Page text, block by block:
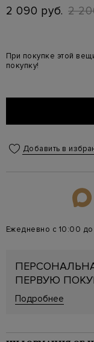
2 090 руб. 2
При покупке этой
покупку!
Добавить в
Ежедневно с 10:00 до
ПЕРВУЮ
Подробнее